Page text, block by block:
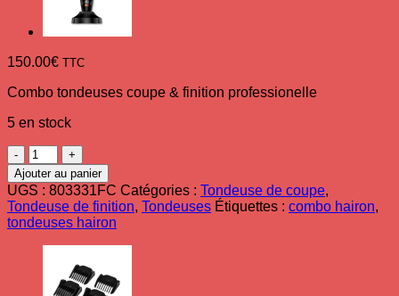
150.00€ TTC
Combo tondeuses coupe & finition professionelle
5 en stock
quantité
de
Combo
tondeuses
coupe
&
finition
HAIRon
Edge
Ajouter au panier
UGS : 803331FC Catégories : Tondeuse de coupe,
Tondeuse de finition, Tondeuses Étiquettes : combo hairon,
tondeuses hairon